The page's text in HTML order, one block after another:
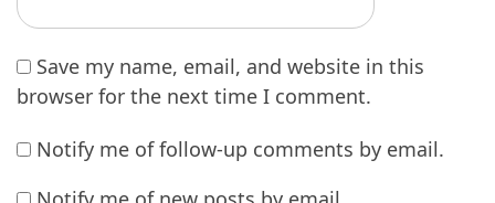
Save my name, email, and website in this
browser for the next time I comment.
Notify me of follow-up comments by email.